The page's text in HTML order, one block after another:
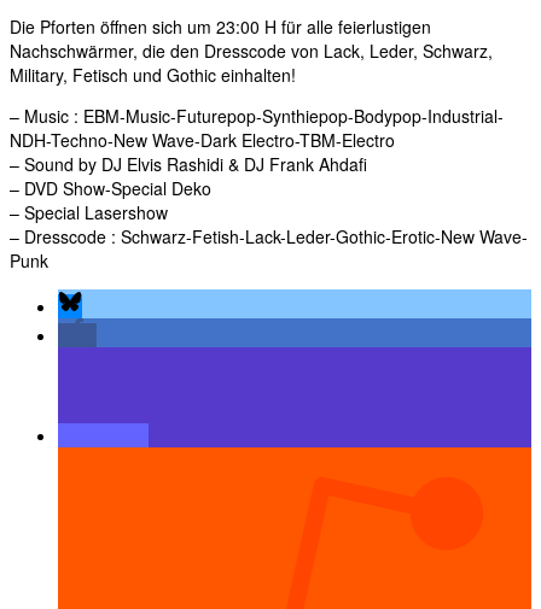
Die Pforten öffnen sich um 23:00 H für alle feierlustigen
Nachschwärmer, die den Dresscode von Lack, Leder, Schwarz,
Military, Fetisch und Gothic einhalten!
– Music : EBM-Music-Futurepop-Synthiepop-Bodypop-Industrial-
NDH-Techno-New Wave-Dark Electro-TBM-Electro
– Sound by DJ Elvis Rashidi & DJ Frank Ahdafi
– DVD Show-Special Deko
– Special Lasershow
– Dresscode : Schwarz-Fetish-Lack-Leder-Gothic-Erotic-New Wave-
Punk